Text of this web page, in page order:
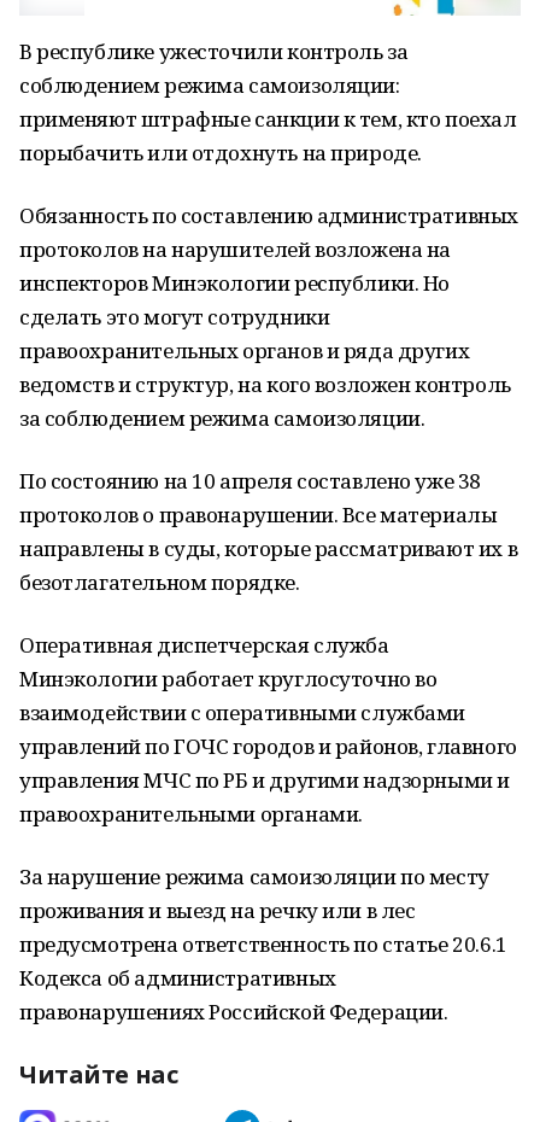
В республике ужесточили контроль за
соблюдением режима самоизоляции:
применяют штрафные санкции к тем, кто поехал
порыбачить или отдохнуть на природе.
Обязанность по составлению административных
протоколов на нарушителей возложена на
инспекторов Минэкологии республики. Но
сделать это могут сотрудники
правоохранительных органов и ряда других
ведомств и структур, на кого возложен контроль
за соблюдением режима самоизоляции.
По состоянию на 10 апреля составлено уже 38
протоколов о правонарушении. Все материалы
направлены в суды, которые рассматривают их в
безотлагательном порядке.
Оперативная диспетчерская служба
Минэкологии работает круглосуточно во
взаимодействии с оперативными службами
управлений по ГОЧС городов и районов, главного
управления МЧС по РБ и другими надзорными и
правоохранительными органами.
За нарушение режима самоизоляции по месту
проживания и выезд на речку или в лес
предусмотрена ответственность по статье 20.6.1
Кодекса об административных
правонарушениях Российской Федерации.
Читайте нас